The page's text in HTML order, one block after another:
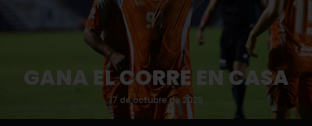
GANA EL CORRE EN CASA
17 de octubre de 2025